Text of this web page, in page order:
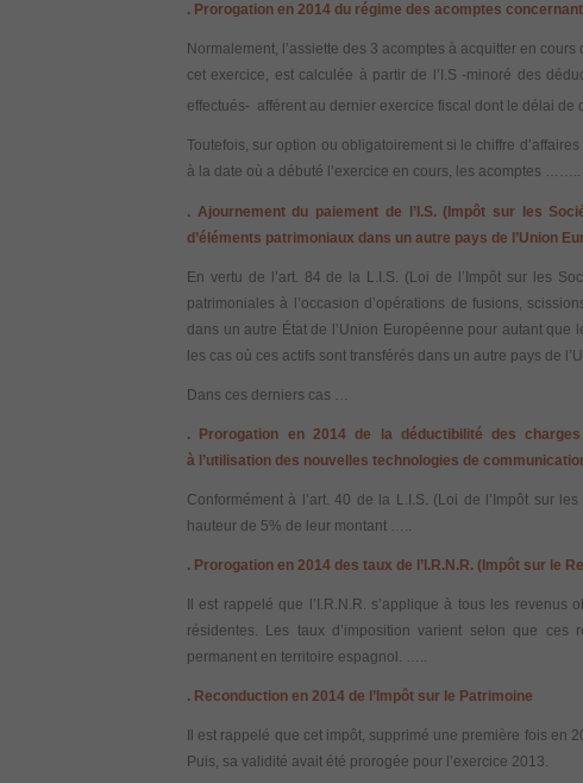
. Prorogation en 2014 du régime des acomptes
Normalement, l’assiette des 3 acomptes à acquitter en
cet exercice, est calculée à partir de l’I.S -minoré des
effectués- afférent au dernier exercice fiscal dont le délai de
Toutefois, sur option ou obligatoirement si le chiffre
à la date où a débuté l’exercice en cours, les acomptes ……..
. Ajournement du paiement de l’I.S. (Impôt sur les
d’éléments patrimoniaux dans un autre pays de l’Union
En vertu de l’art. 84 de la L.I.S. (Loi de l’Impôt sur les
patrimoniales à l’occasion d’opérations de fusions,
dans un autre État de l’Union Européenne pour autant
les cas où ces actifs sont transférés dans un autre pays de
Dans ces derniers cas …
. Prorogation en 2014 de la déductibilité des
à l’utilisation des nouvelles technologies de
Conformément à l’art. 40 de la L.I.S. (Loi de l’Impôt sur
hauteur de 5% de leur montant …..
. Prorogation en 2014 des taux de l’I.R.N.R. (Impôt sur le
Il est rappelé que l’I.R.N.R. s’applique à tous les
résidentes. Les taux d’imposition varient selon que ces
permanent en territoire espagnol. …..
. Reconduction en 2014 de l’Impôt sur le Patrimoine
Il est rappelé que cet impôt, supprimé une première fois en
Puis, sa validité avait été prorogée pour l’exercice 2013.